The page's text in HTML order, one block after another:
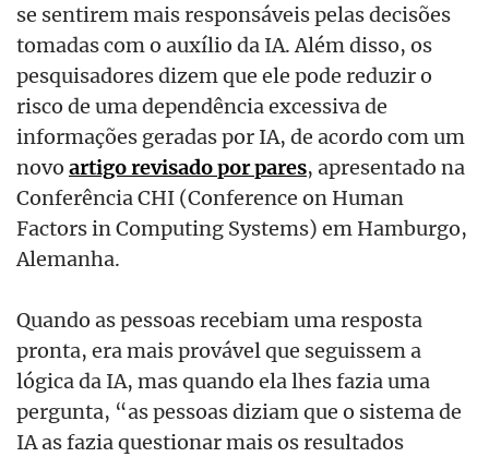
se sentirem mais responsáveis pelas decisões
tomadas com o auxílio da IA. Além disso, os
pesquisadores dizem que ele pode reduzir o
risco de uma dependência excessiva de
informações geradas por IA, de acordo com um
novo artigo revisado por pares, apresentado na
Conferência CHI (Conference on Human
Factors in Computing Systems) em Hamburgo,
Alemanha.
Quando as pessoas recebiam uma resposta
pronta, era mais provável que seguissem a
lógica da IA, mas quando ela lhes fazia uma
pergunta, “as pessoas diziam que o sistema de
IA as fazia questionar mais os resultados